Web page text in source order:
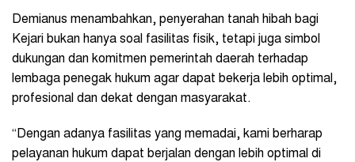
Demianus menambahkan, penyerahan tanah hibah bagi
Kejari bukan hanya soal fasilitas fisik, tetapi juga simbol
dukungan dan komitmen pemerintah daerah terhadap
lembaga penegak hukum agar dapat bekerja lebih optimal,
profesional dan dekat dengan masyarakat.
“Dengan adanya fasilitas yang memadai, kami berharap
pelayanan hukum dapat berjalan dengan lebih optimal di